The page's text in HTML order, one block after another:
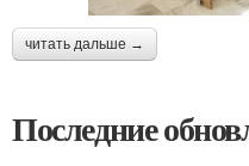
читать дальше →
Последние